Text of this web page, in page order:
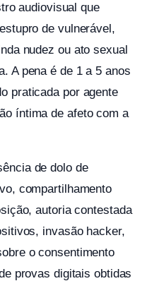
audiovisual que
de vulnerável,
nudez ou ato sexual
A pena é de 1 a 5 anos
praticada por agente
íntima de afeto com a
de dolo de
compartilhamento
autoria contestada
invasão hacker,
o consentimento
provas digitais obtidas